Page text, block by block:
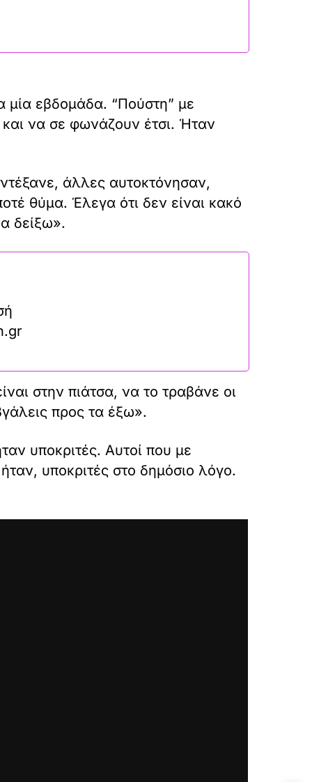
εβδομάδα. “Πούστη” με
να σε φωνάζουν έτσι. Ήταν
άλλες αυτοκτόνησαν,
θύμα. Έλεγα ότι δεν είναι κακό
δείξω».
στην πιάτσα, να το τραβάνε οι
προς τα έξω».
υποκριτές. Αυτοί που με
υποκριτές στο δημόσιο λόγο.